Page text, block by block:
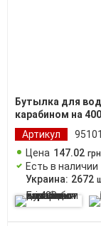
Бутылка для
карабином на
Артикул
Цена 147.02 грн
Есть в наличии
Украина: 2672